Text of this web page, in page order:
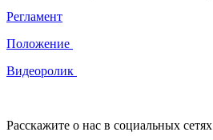
Регламент
Положение
Видеоролик
Расскажите о нас в социальных сетях